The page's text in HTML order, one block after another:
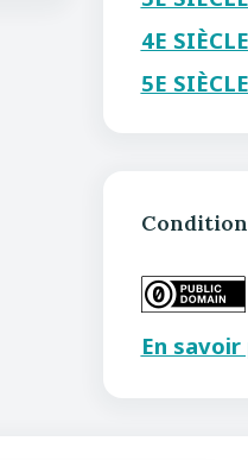
4E SIÈCLE
5E SIÈCLE
En savoir